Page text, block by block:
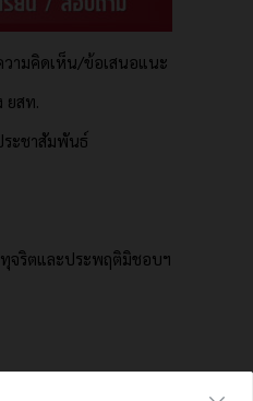
ามคิดเห็น/ข้อเสนอแนะ
ยสท.
ะชาสัมพันธ์
ทุจริตและประพฤติมิชอบฯ